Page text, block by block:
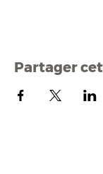
Partager